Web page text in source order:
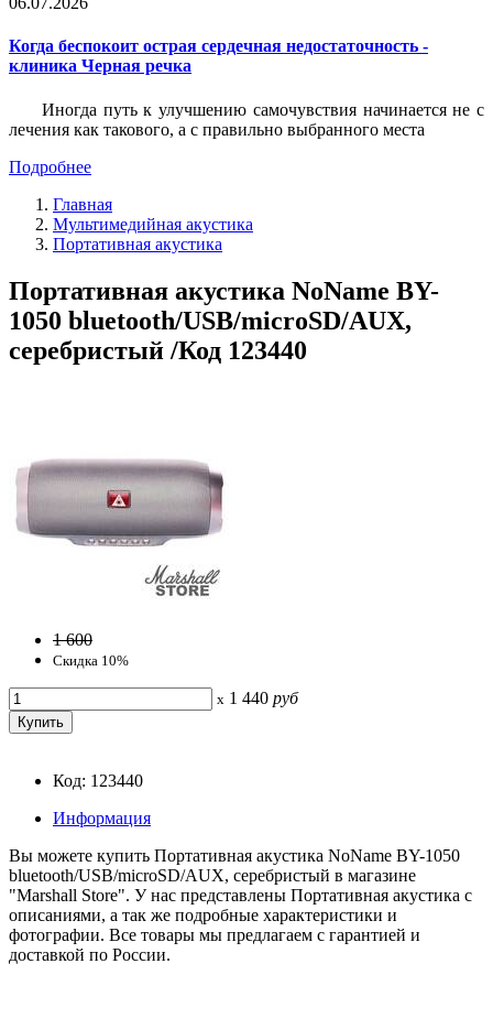
Когда беспокоит острая сердечная недостаточность -
клиника Черная речка
Иногда путь к улучшению самочувствия начинается не с
лечения как такового, а с правильно выбранного места
Подробнее
Главная
Мультимедийная акустика
Портативная акустика
Портативная акустика NoName BY-
1050 bluetooth/USB/microSD/AUX,
серебристый /Код 123440
1 600
Скидка 10%
x 1 440 руб
Код: 123440
Информация
Вы можете купить Портативная акустика NoName BY-1050
bluetooth/USB/microSD/AUX, серебристый в магазине
"Marshall Store". У нас представлены Портативная акустика с
описаниями, а так же подробные характеристики и
фотографии. Все товары мы предлагаем с гарантией и
доставкой по России.